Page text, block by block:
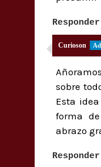
Responder
Curioson
sobre
Esta
forma
abrazo
Responder